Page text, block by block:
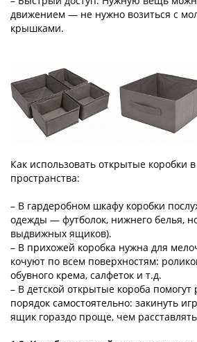
движением — не нужно возиться с
крышками.
Как использовать открытые коробки
пространства:
– В гардеробном шкафу коробки
одежды — футболок, нижнего белья,
выдвижных ящиков).
– В прихожей коробка нужна для
кочуют по всем поверхностям:
обувного крема, салфеток и т.д.
– В детской открытые короба помогут
порядок самостоятельно: закинуть
ящик гораздо проще, чем